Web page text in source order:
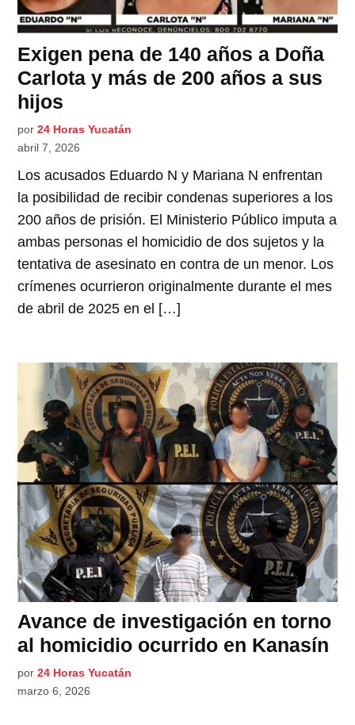
Exigen pena de 140 años a Doña
Carlota y más de 200 años a sus
hijos
por 24 Horas Yucatán
abril 7, 2026
Los acusados Eduardo N y Mariana N enfrentan
la posibilidad de recibir condenas superiores a los
200 años de prisión. El Ministerio Público imputa a
ambas personas el homicidio de dos sujetos y la
tentativa de asesinato en contra de un menor. Los
crímenes ocurrieron originalmente durante el mes
de abril de 2025 en el […]
Avance de investigación en torno
al homicidio ocurrido en Kanasín
por 24 Horas Yucatán
marzo 6, 2026